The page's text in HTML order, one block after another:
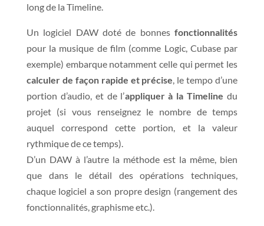
long de la Timeline.
Un logiciel DAW doté de bonnesfonctionnalités
pour la musique de film (comme Logic, Cubase par
exemple) embarque notamment celle qui permet les
calculer de façon rapide et précise, le tempo d’une
portion d’audio, et de l’appliquer à la Timeline du
projet (si vous renseignez le nombre de temps
auquel correspond cette portion, et la valeur
rythmique de ce temps).
D’un DAW à l’autre la méthode est la même, bien
que dans le détail des opérations techniques,
chaque logiciel a son propre design (rangement des
fonctionnalités, graphisme etc.).